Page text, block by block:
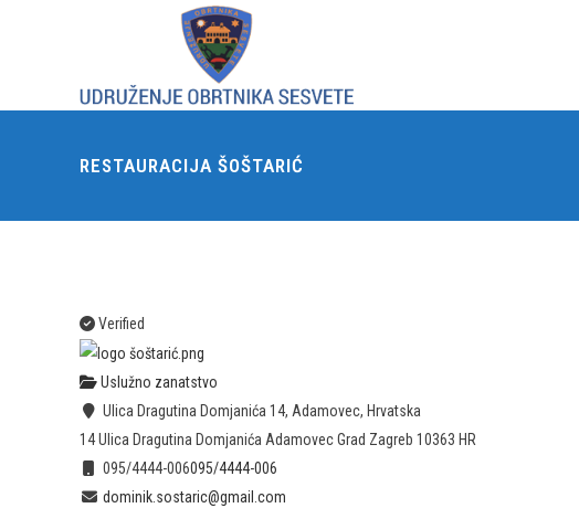
RESTAURACIJA ŠOŠTARIĆ
Verified
Uslužno zanatstvo
Ulica Dragutina Domjanića 14, Adamovec, Hrvatska
14 Ulica Dragutina DomjanićaAdamovecGrad Zagreb 10363 HR
095/4444-006095/4444-006
dominik.sostaric@gmail.com